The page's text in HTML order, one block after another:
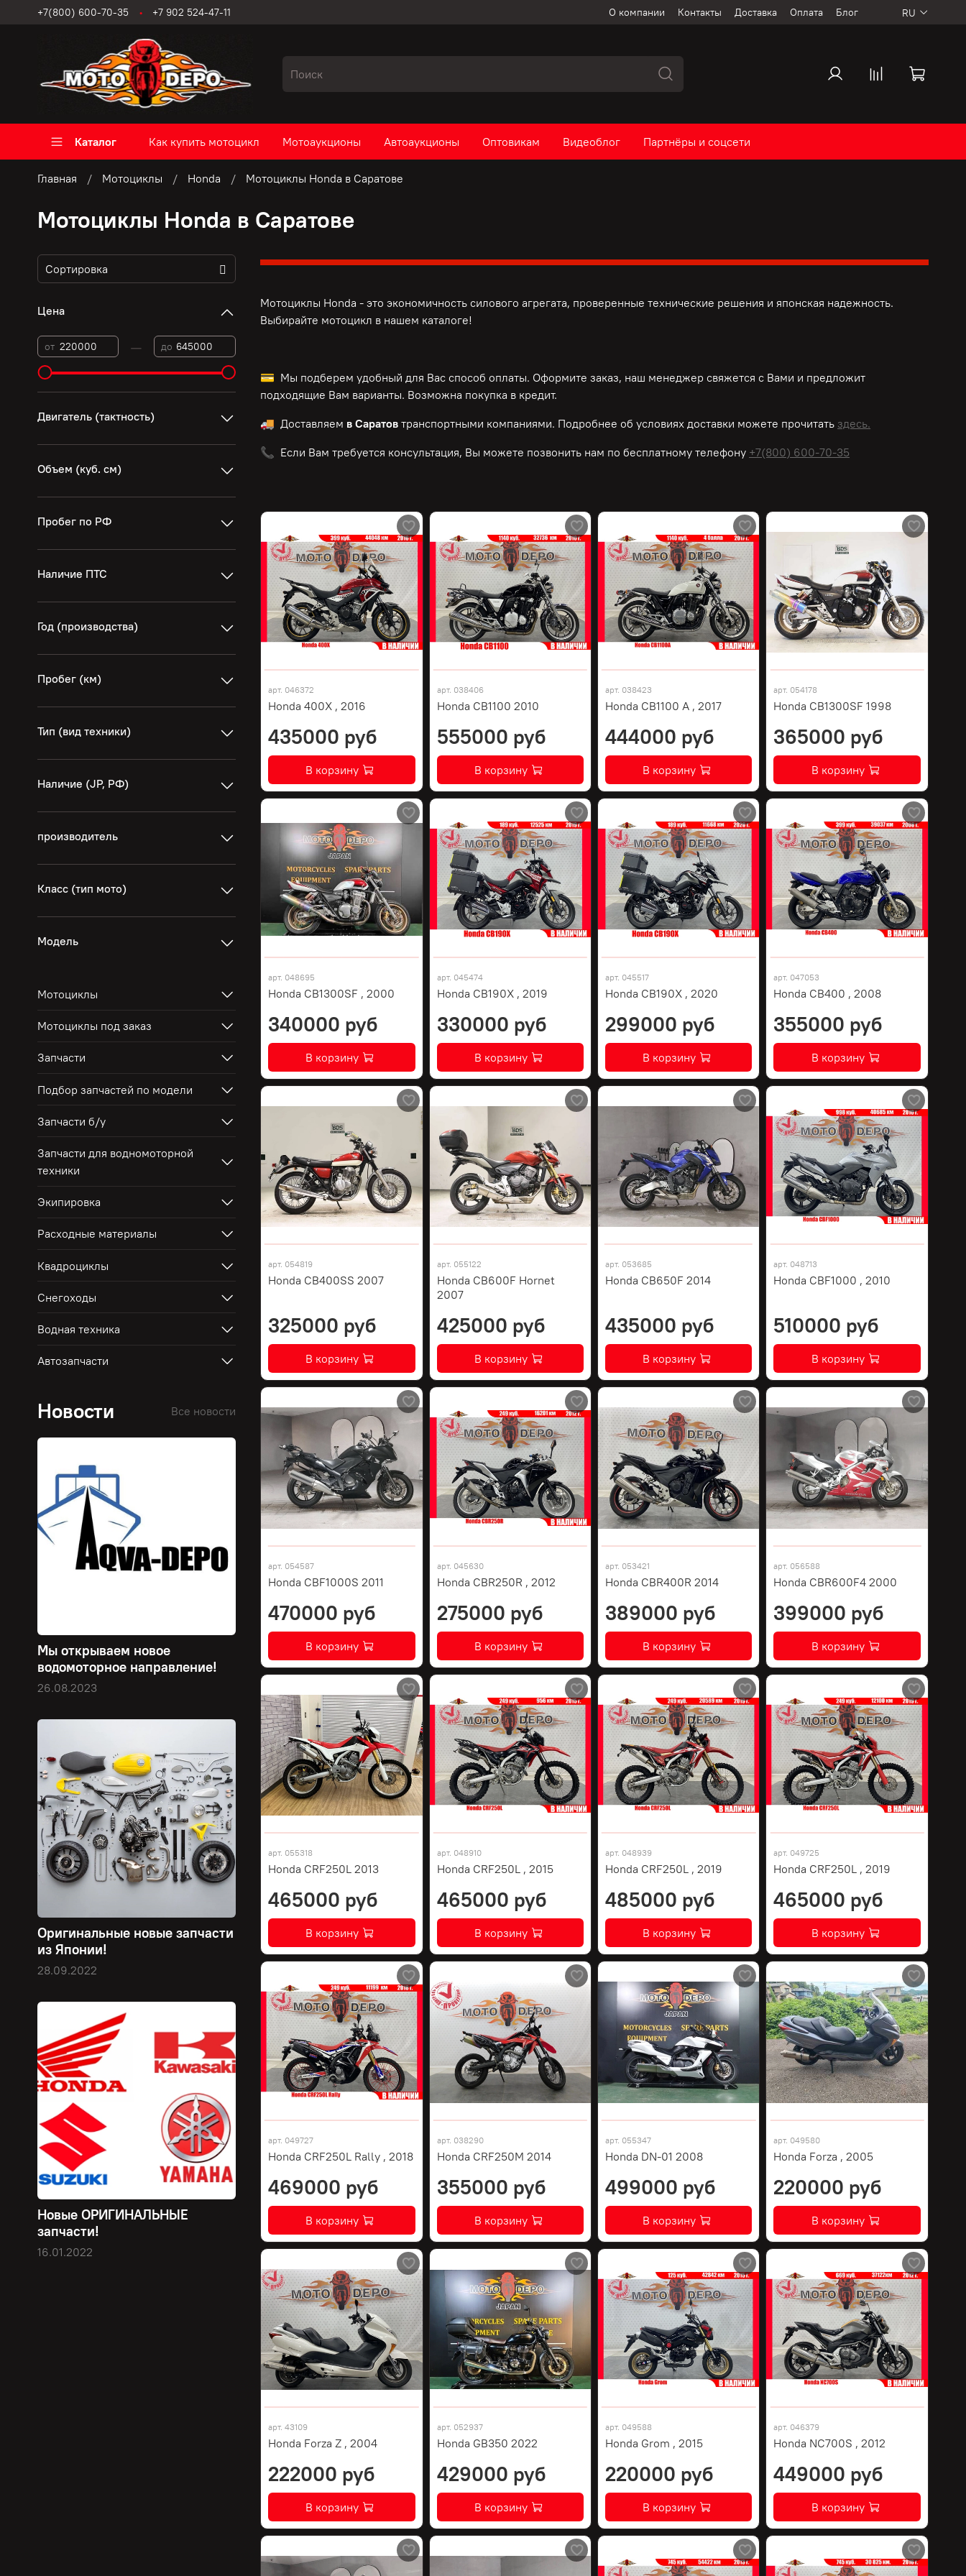
О компании Контакты Доставка Оплата Блог
+7(800) 600-70-35 +7 902 524-47-11 RU
Каталог Как купить мотоцикл Мотоаукционы Автоаукционы Оптовикам Видеоблог Партнёры и соцсети
Главная Мотоциклы Honda Мотоциклы Honda в Саратове
Мотоциклы Honda в Саратове
Мотоциклы Honda - это экономичность силового агрегата, проверенные технические решения ияпонская надежность.
Выбирайте мотоцикл в нашем каталоге!
💳 Мы подберем удобный для Вас способ оплаты. Оформите заказ, наш менеджер свяжется с Вами и предложит
подходящие Вам варианты. Возможна покупка в кредит.
🚚 Доставляем в Саратов транспортными компаниями. Подробнее об условиях доставки можете прочитать здесь.
📞 Если Вам требуется консультация, Вы можете позвонить нам по бесплатномутелефону +7(800) 600-70-35
арт. 046372
Honda 400X , 2016
435000 руб
В корзину
арт. 038406
Honda CB1100 2010
555000 руб
В корзину
арт. 038423
Honda CB1100 A , 2017
444000 руб
В корзину
арт. 054178
Honda CB1300SF 1998
365000 руб
В корзину
арт. 048695
Honda CB1300SF , 2000
340000 руб
В корзину
арт. 045474
Honda CB190X , 2019
330000 руб
В корзину
арт. 045517
Honda CB190X , 2020
299000 руб
В корзину
арт. 047053
Honda CB400 , 2008
355000 руб
В корзину
арт. 054819
Honda CB400SS 2007
325000 руб
В корзину
арт. 055122
Honda CB600F Hornet
2007
425000 руб
В корзину
арт. 053685
Honda CB650F 2014
435000 руб
В корзину
арт. 048713
Honda CBF1000 , 2010
510000 руб
В корзину
арт. 054587
Honda CBF1000S 2011
470000 руб
В корзину
арт. 045630
Honda CBR250R , 2012
275000 руб
В корзину
арт. 053421
Honda CBR400R 2014
389000 руб
В корзину
арт. 056588
Honda CBR600F4 2000
399000 руб
В корзину
арт. 055318
Honda CRF250L 2013
465000 руб
В корзину
арт. 048910
Honda CRF250L , 2015
465000 руб
В корзину
арт. 048939
Honda CRF250L , 2019
485000 руб
В корзину
арт. 049725
Honda CRF250L , 2019
465000 руб
В корзину
арт. 049727
Honda CRF250L Rally , 2018
469000 руб
В корзину
арт. 038290
Honda CRF250M 2014
355000 руб
В корзину
арт. 055347
Honda DN-01 2008
499000 руб
В корзину
арт. 049580
Honda Forza , 2005
220000 руб
В корзину
арт.43109
Honda Forza Z , 2004
222000 руб
В корзину
арт. 052937
Honda GB350 2022
429000 руб
В корзину
арт. 049588
Honda Grom , 2015
220000 руб
В корзину
арт. 046379
Honda NC700S , 2012
449000 руб
В корзину
Цена
от — до
Двигатель (тактность)
Объем (куб. см)
Пробег по РФ
Наличие ПТС
Год (производства)
Пробег (км)
Тип (вид техники)
Наличие (JP, РФ)
производитель
Класс (тип мото)
Модель
Мотоциклы
Мотоциклы под заказ
Запчасти
Подбор запчастей по модели
Запчасти б/у
Запчасти для водномоторной
техники
Экипировка
Расходные материалы
Квадроциклы
Снегоходы
Водная техника
Автозапчасти
Новости Все новости
Мы открываем новое
водомоторное направление!
26.08.2023
Оригинальные новые запчасти
из Японии!
28.09.2022
Новые ОРИГИНАЛЬНЫЕ
запчасти!
16.01.2022